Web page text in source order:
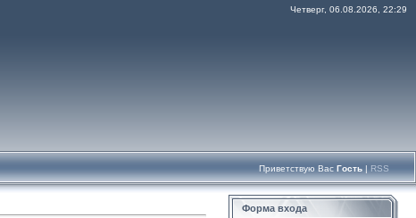
Четверг, 06.08.2026, 22:29
Приветствую Вас Гость | RSS
Форма входа